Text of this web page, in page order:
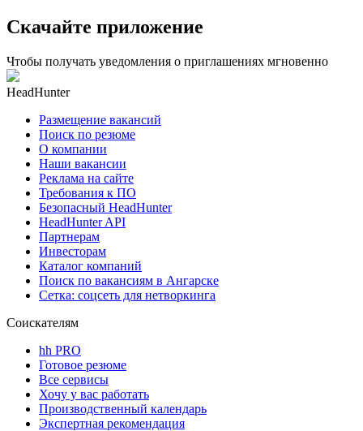
Скачайте приложение
Чтобы получать уведомления о приглашениях мгновенно
HeadHunter
Размещение вакансий
Поиск по резюме
О компании
Наши вакансии
Реклама на сайте
Требования к ПО
Безопасный HeadHunter
HeadHunter API
Партнерам
Инвесторам
Каталог компаний
Поиск по вакансиям в Ангарске
Сетка: соцсеть для нетворкинга
Соискателям
hh PRO
Готовое резюме
Все сервисы
Хочу у вас работать
Производственный календарь
Экспертная рекомендация